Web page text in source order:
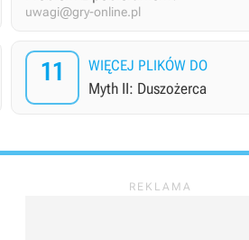
uwagi@gry-online.pl
11 WIĘCEJ PLIKÓW DO
Myth II: Duszożerca